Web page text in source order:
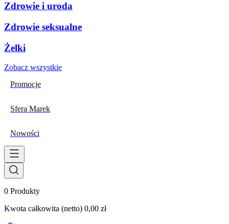
Zdrowie i uroda
Zdrowie seksualne
Żelki
Zobacz wszystkie
Promocje
Sfera Marek
Nowości
0 Produkty
Kwota całkowita (netto) 0,00 zł